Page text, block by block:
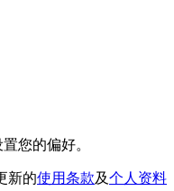
置您的偏好。
新的使用条款及个人资料